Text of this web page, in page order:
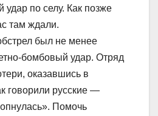
удар по селу. Как позже
там ждали.
был не менее
бомбовый удар. Отряд
оказавшись в
говорили русские —
Помочь